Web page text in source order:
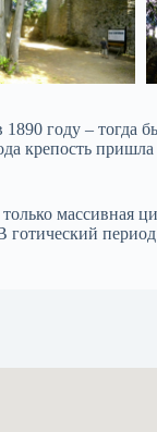
году – тогда
крепость
массивная